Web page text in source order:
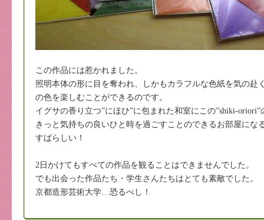
この作品には惹かれました。
照明本体の形に目を奪われ、しかもカラフルな色紙を気の赴
の色を楽しむことができるのです。
イグサの香り立つ”にほひ”に包まれた和室にこの”shiki-
きっと気持ちの良いひと時を過ごすことのできるお部屋にな
すばらしい！
2日かけてもすべての作品を観ることはできませんでした。
でも出会った作品たち・学生さんたちはとても素敵でした。
京都造形芸術大学…恐るべし！